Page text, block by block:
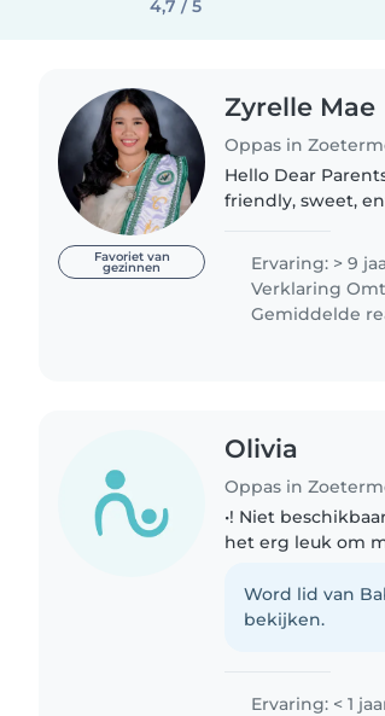
4,7 / 5
Favoriet van
gezinnen
Zyrelle Mae
Oppas in
Hello Dear
friendly, sweet,
here in
Ervaring: > 9
Verklaring
Gemiddelde
Olivia
Oppas in
•! Niet beschikbaar•! Hoi! Ik ben Olivia (15 jaar) en
het erg leuk om
Daarom lijkt..
Word lid van
bekijken.
Ervaring: < 1